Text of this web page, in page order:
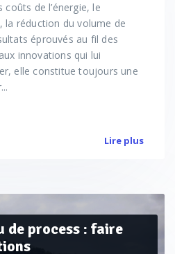
de l’énergie, le
réduction du volume de
éprouvés au fil des
innovations qui lui
elle constitue toujours une
Lire plus
de process : faire